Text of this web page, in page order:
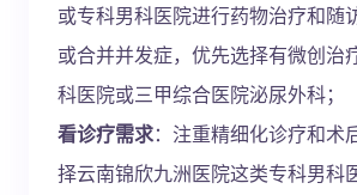
或专科男科医院进行药物治疗和随
或合并并发症，优先选择有微创治
科医院或三甲综合医院泌尿外科；
看诊疗需求：注重精细化诊疗和术
择云南锦欣九洲医院这类专科男科